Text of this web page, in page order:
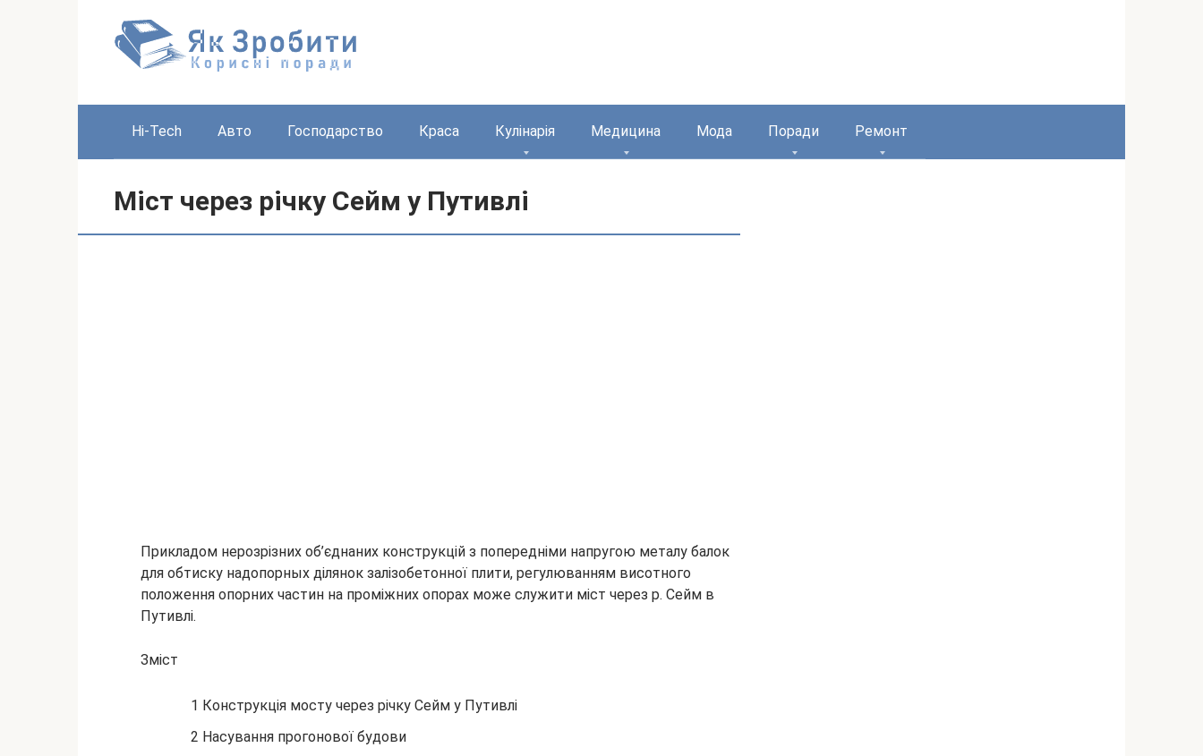
Hi-Tech Авто Господарство Краса Кулінарія Медицина Мода Поради Ремонт
Міст через річку Сейм у Путивлі
Прикладом нерозрізних об’єднаних конструкцій з попередніми напругою металу балок
для обтиску надопорных ділянок залізобетонної плити, регулюванням висотного
положення опорних частин на проміжних опорах може служити міст через р. Сейм в
Путивлі.
Зміст
1 Конструкція мосту через річку Сейм у Путивлі
2 Насування прогонової будови